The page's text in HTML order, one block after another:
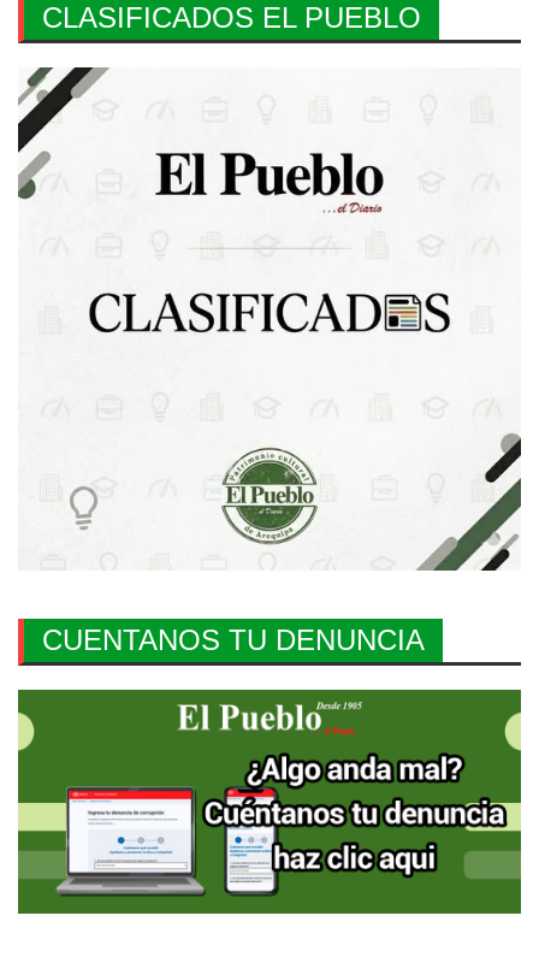
CLASIFICADOS EL PUEBLO
CUENTANOS TU DENUNCIA